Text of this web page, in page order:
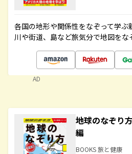
各国の地形や関係性をなぞって学ぶ
川や街道、島など旅気分で地図をな
AD
地球のなぞ
編
BOOKS 旅と健康